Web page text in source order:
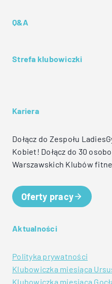
Q&A
Strefa klubowiczki
Kariera
Dołącz do Zespołu
Kobiet! Dołącz do 30
Warszawskich Klubów
Oferty pracy
Aktualności
Polityka prywatności
Klubowiczka miesiąca
Klubowiczka miesiąca